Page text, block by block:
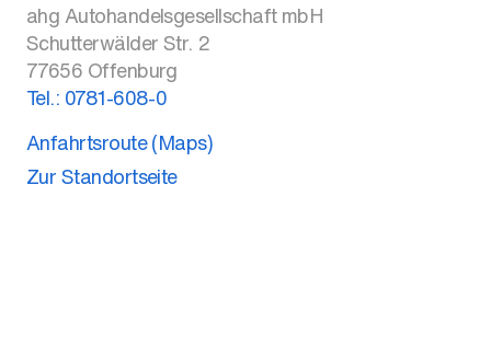
ahg Autohandelsgesellschaft mbH
Schutterwälder Str. 2
77656 Offenburg
Tel.: 0781-608-0
Anfahrtsroute (Maps)
Zur Standortseite